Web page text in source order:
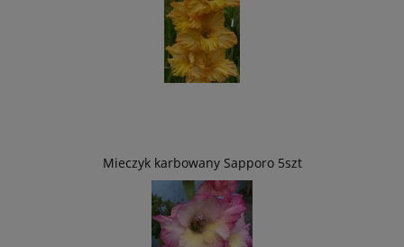
Mieczyk karbowany Sapporo 5szt